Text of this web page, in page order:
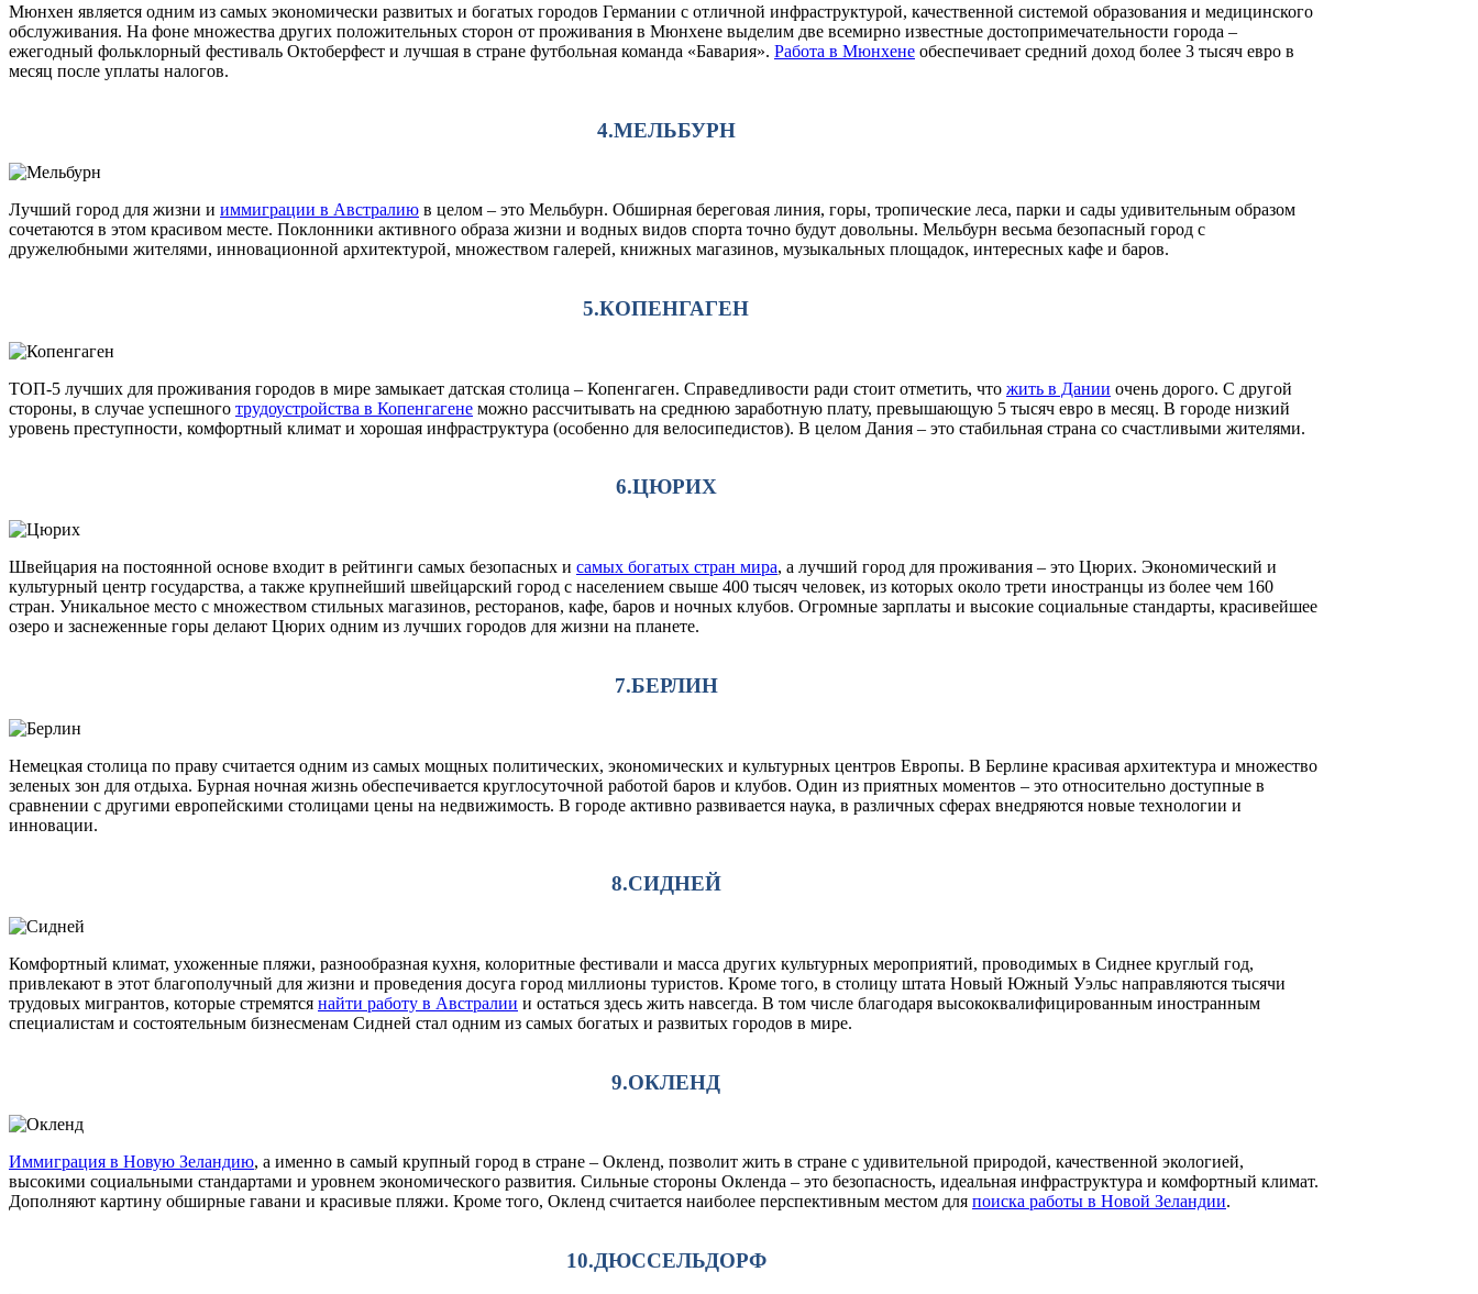
Мюнхен является одним из самых экономически развитых и богатых городов Германии с отличной инфраструктурой, качественной системой образования и медицинского
обслуживания. На фоне множества других положительных сторон от проживания в Мюнхене выделим две всемирно известные достопримечательности города –
ежегодный фольклорный фестиваль Октоберфест и лучшая в стране футбольная команда «Бавария». Работа в Мюнхене обеспечивает средний доход более 3 тысяч евро в
месяц после уплаты налогов.
4.МЕЛЬБУРН
Лучший город для жизни и иммиграции в Австралию в целом – это Мельбурн. Обширная береговая линия, горы, тропические леса, парки и сады удивительным образом
сочетаются в этом красивом месте. Поклонники активного образа жизни и водных видов спорта точно будут довольны. Мельбурн весьма безопасный город с
дружелюбными жителями, инновационной архитектурой, множеством галерей, книжных магазинов, музыкальных площадок, интересных кафе и баров.
5.КОПЕНГАГЕН
ТОП-5 лучших для проживания городов в мире замыкает датская столица – Копенгаген. Справедливости ради стоит отметить, что жить в Дании очень дорого. С другой
стороны, в случае успешного трудоустройства в Копенгагене можно рассчитывать на среднюю заработную плату, превышающую 5 тысяч евро в месяц. В городе низкий
уровень преступности, комфортный климат и хорошая инфраструктура (особенно для велосипедистов). В целом Дания – это стабильная страна со счастливыми жителями.
6.ЦЮРИХ
Швейцария на постоянной основе входит в рейтинги самых безопасных и самых богатых стран мира, а лучший город для проживания – это Цюрих. Экономический и
культурный центр государства, а также крупнейший швейцарский город с населением свыше 400 тысяч человек, из которых около трети иностранцы из более чем 160
стран. Уникальное место с множеством стильных магазинов, ресторанов, кафе, баров и ночных клубов. Огромные зарплаты и высокие социальные стандарты, красивейшее
озеро и заснеженные горы делают Цюрих одним из лучших городов для жизни на планете.
7.БЕРЛИН
Немецкая столица по праву считается одним из самых мощных политических, экономических и культурных центров Европы. В Берлине красивая архитектура и множество
зеленых зон для отдыха. Бурная ночная жизнь обеспечивается круглосуточной работой баров и клубов. Один из приятных моментов – это относительно доступные в
сравнении с другими европейскими столицами цены на недвижимость. В городе активно развивается наука, в различных сферах внедряются новые технологии и
инновации.
8.СИДНЕЙ
Комфортный климат, ухоженные пляжи, разнообразная кухня, колоритные фестивали и масса других культурных мероприятий, проводимых в Сиднее круглый год,
привлекают в этот благополучный для жизни и проведения досуга город миллионы туристов. Кроме того, в столицу штата Новый Южный Уэльс направляются тысячи
трудовых мигрантов, которые стремятся найти работу в Австралии и остаться здесь жить навсегда. В том числе благодаря высококвалифицированным иностранным
специалистам и состоятельным бизнесменам Сидней стал одним из самых богатых и развитых городов в мире.
9.ОКЛЕНД
Иммиграция в Новую Зеландию, а именно в самый крупный город в стране – Окленд, позволит жить в стране с удивительной природой, качественной экологией,
высокими социальными стандартами и уровнем экономического развития. Сильные стороны Окленда – это безопасность, идеальная инфраструктура и комфортный климат.
Дополняют картину обширные гавани и красивые пляжи. Кроме того, Окленд считается наиболее перспективным местом для поиска работы в Новой Зеландии.
10.ДЮССЕЛЬДОРФ